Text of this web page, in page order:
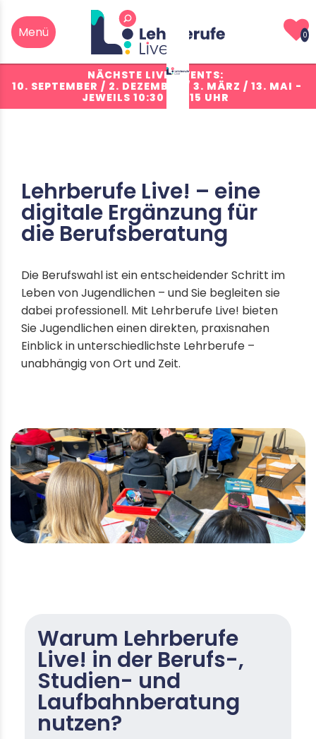
0
NÄCHSTE LIVE-EVENTS:
10. SEPTEMBER / 2. DEZEMBER / 3. MÄRZ / 13. MAI -
JEWEILS 10:30 - 11:15 UHR
Lehrberufe Live! – eine
digitale Ergänzung für
die Berufsberatung
Die Berufswahl ist ein entscheidender Schritt im
Leben von Jugendlichen – und Sie begleiten sie
dabei professionell. Mit Lehrberufe Live! bieten
Sie Jugendlichen einen direkten, praxisnahen
Einblick in unterschiedlichste Lehrberufe –
unabhängig von Ort und Zeit.
Warum Lehrberufe
Live! in der Berufs-,
Studien- und
Laufbahnberatung
nutzen?